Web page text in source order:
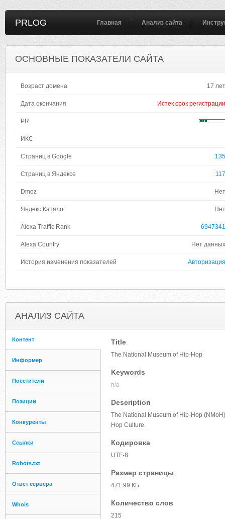
PRLOG Главная Анализ сайта
ОСНОВНЫЕ ПОКАЗАТЕЛИ САЙТА
Возраст домена 17 лет
Дата окончания Истек срок регистрации
PR
ИКС
Страниц в Google 135
Страниц в Яндексе 117
Dmoz Нет
Яндекс Каталог Нет
Alexa Traffic Rank 6947341
Alexa Country Нет данных
История изменения показателей Авторизация
АНАЛИЗ САЙТА
Контент
Информер
Посетители
Позиции
Конкуренты
Ссылки
Robots.txt
Ответ сервера
Whois
Title
The National Museum of Hip-Hop
Keywords
n/a
Description
The National Museum of Hip-Hop
Hop Culture.
Кодировка
UTF-8
Размер страницы
471.99 КБ
Количество слов
215